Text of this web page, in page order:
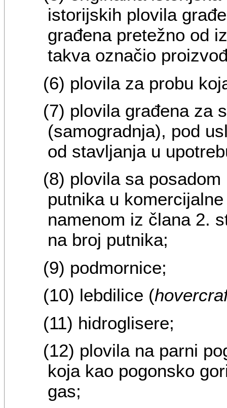
istorijskih plovila
građena pretežno od
takva označio
(6) plovila za probu
(7) plovila građena za
(samogradnja), pod
od stavljanja u
(8) plovila sa
putnika u
namenom iz člana 2.
na broj putnika;
(9) podmornice;
(10) lebdilice (
(11) hidroglisere;
(12) plovila na parni
koja kao pogonsko
gas;